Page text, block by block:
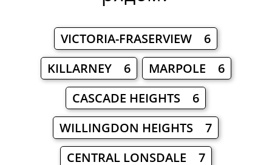
VICTORIA-FRASERVIEW 6
KILLARNEY 6
MARPOLE 6
CASCADE HEIGHTS 6
WILLINGDON HEIGHTS 7
CENTRAL LONSDALE 7